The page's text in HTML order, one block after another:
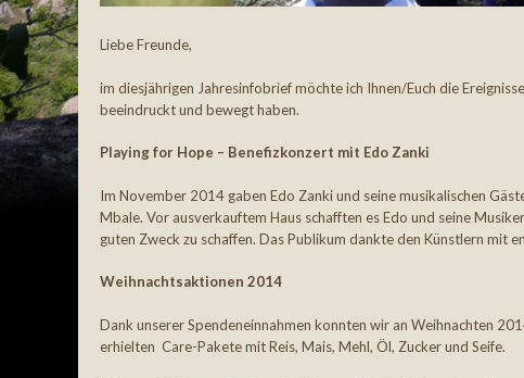
Liebe Freunde,
im diesjährigen Jahresinfobrief möchte ich Ihnen/Euch die
beeindruckt und bewegt haben.
Playing for Hope – Benefizkonzert mit Edo Zanki
Im November 2014 gaben Edo Zanki und seine musikalischen
Mbale. Vor ausverkauftem Haus schafften es Edo und seine
guten Zweck zu schaffen. Das Publikum dankte den Künstlern mit
Weihnachtsaktionen 2014
Dank unserer Spendeneinnahmen konnten wir an Weihnachten
erhielten Care-Pakete mit Reis, Mais, Mehl, Öl, Zucker und Seife.